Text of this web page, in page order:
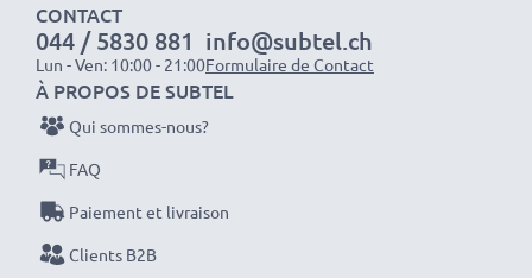
Optez pour CELLONIC et ne faites aucun compromis
sur la qualité. Passez votre commande dès maintenant
!
CONTACT
044 / 5830 881
Lun - Ven: 10:00 - 21:00
info@subtel.ch
Formulaire de Contact
À PROPOS DE SUBTEL
Qui sommes-nous?
FAQ
Paiement et livraison
Clients B2B